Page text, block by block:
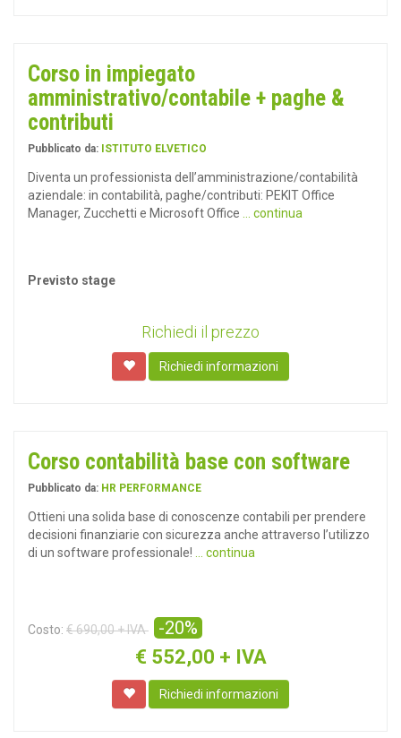
Corso in impiegato
amministrativo/contabile + paghe &
contributi
Pubblicato da: ISTITUTO ELVETICO
Diventa un professionista dell’amministrazione/contabilità
aziendale: in contabilità, paghe/contributi: PEKIT Office
Manager, Zucchetti e Microsoft Office
... continua
Previsto stage
Richiedi il prezzo
Richiedi informazioni
Corso contabilità base con software
Pubblicato da: HR PERFORMANCE
Ottieni una solida base di conoscenze contabili per prendere
decisioni finanziarie con sicurezza anche attraverso l’utilizzo
di un software professionale!
... continua
Costo: € 690,00 + IVA -20%
€ 552,00 + IVA
Richiedi informazioni